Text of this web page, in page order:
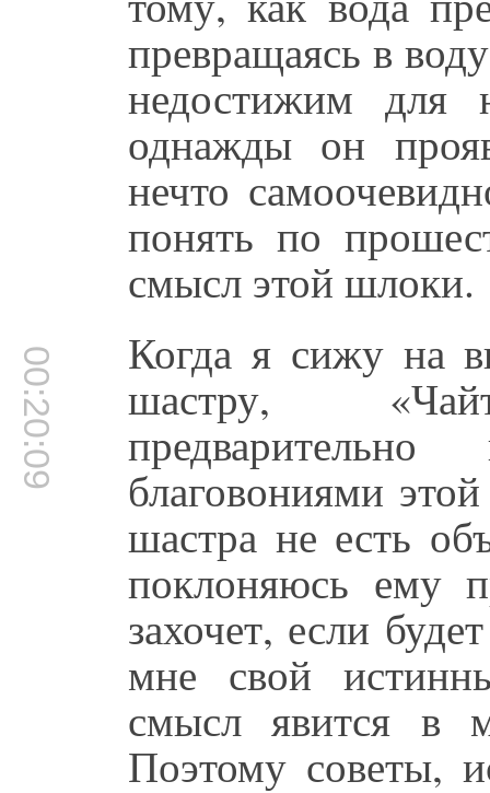
превращаясь в
недостижим для
однажды он
нечто
понять по
смысл этой шлоки.
00:20:09 Когда я сижу на
шастру,
благовониями
шастра не есть
поклоняюсь ему
захочет, если
мне свой
смысл явится в
Поэтому советы,